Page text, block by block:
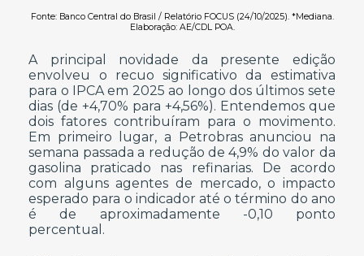
Fonte: Banco Central do Brasil / Relatório FOCUS (24/10/2025). *Mediana.
Elaboração: AE/CDL POA.
A principal novidade da presente edição
envolveu o recuo significativo da estimativa
para o IPCA em 2025 ao longo dos últimos sete
dias (de +4,70% para +4,56%). Entendemos que
dois fatores contribuíram para o movimento.
Em primeiro lugar, a Petrobras anunciou na
semana passada a redução de 4,9% do valor da
gasolina praticado nas refinarias. De acordo
com alguns agentes de mercado, o impacto
esperado para o indicador até o término do ano
é de aproximadamente -0,10 ponto
percentual.